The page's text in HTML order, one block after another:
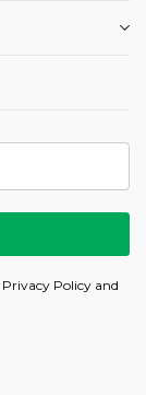
Privacy Policy and